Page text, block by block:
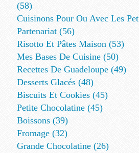
(58)
Cuisinons Pour Ou Avec Les
Partenariat (56)
Risotto Et Pâtes Maison (53)
Mes Bases De Cuisine (50)
Recettes De Guadeloupe (49)
Desserts Glacés (48)
Biscuits Et Cookies (45)
Petite Chocolatine (45)
Boissons (39)
Fromage (32)
Grande Chocolatine (26)